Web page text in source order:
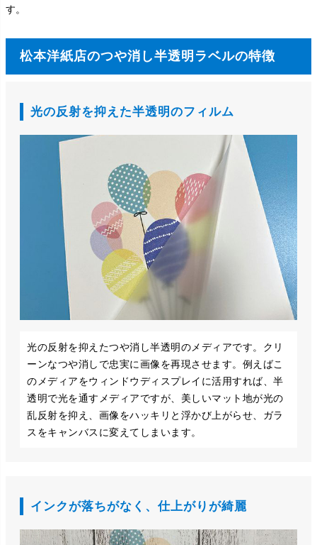
す。
松本洋紙店のつや消し半透明ラベルの特徴
光の反射を抑えた半透明のフィルム
光の反射を抑えたつや消し半透明のメディアです。クリ
ーンなつや消しで忠実に画像を再現させます。例えばこ
のメディアをウィンドウディスプレイに活用すれば、半
透明で光を通すメディアですが、美しいマット地が光の
乱反射を抑え、画像をハッキリと浮かび上がらせ、ガラ
スをキャンバスに変えてしまいます。
インクが落ちがなく、仕上がりが綺麗